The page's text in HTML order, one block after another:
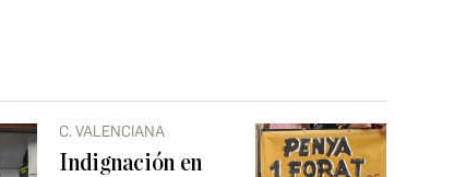
C. VALENCIANA
Indignación en